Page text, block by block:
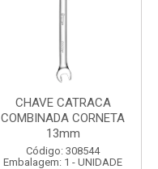
CHAVE CATRACA
COMBINADA CORNETA
13mm
Código: 308544
Embalagem: 1 - UNIDADE